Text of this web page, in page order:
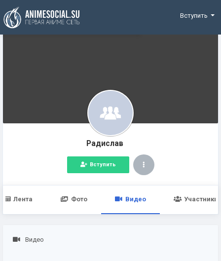
Funding
Вступить
Радислав
Вступить
Лента Фото Видео Участники
Видео